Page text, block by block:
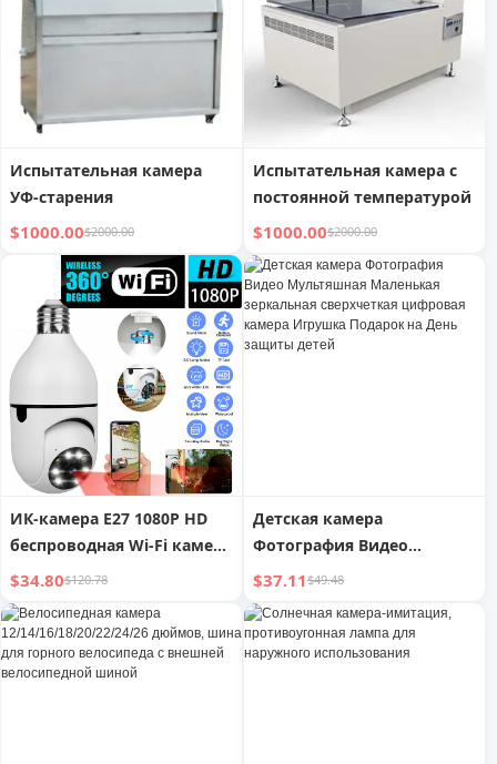
Испытательная камера
УФ-старения
$1000.00$2000.00
Испытательная камера с
постоянной температурой
$1000.00$2000.00
ИК-камера E27 1080P HD
беспроводная Wi-Fi камера
безопасности умного дома
$34.80$120.78
Детская камера
Фотография Видео
Мультяшная Маленькая
зеркальная сверхчеткая
цифровая камера
Игрушка Подарок на День
$37.11$49.48